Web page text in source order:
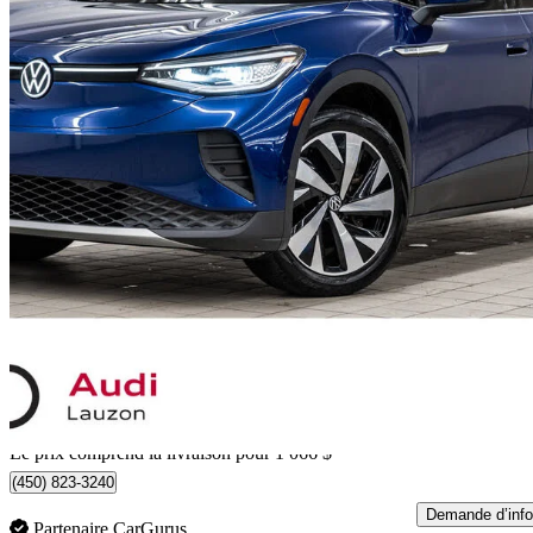
2021 Volkswagen ID.4
Pro S AWD100 209 km
457 $/mois env.
Livraison à domicile de Laval, QC
Le prix comprend la livraison pour 1 066 $
(450) 823-3240
Partenaire CarGurus
Demande d’info